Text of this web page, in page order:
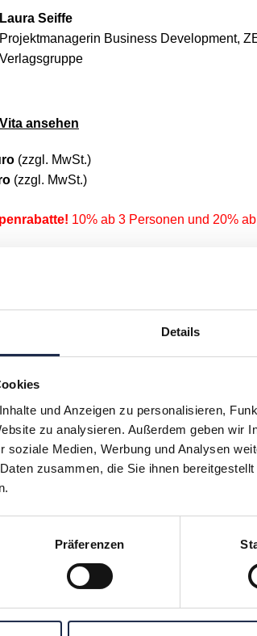
Details
und Anzeigen zu personalisieren,
zu analysieren. Außerdem geben wir
soziale Medien, Werbung und Analysen
zusammen, die Sie ihnen
Präferenzen
Laura Seiffe
Projektmanagerin Business Development,
Verlagsgruppe
Vita ansehen
(zzgl. MwSt.)
(zzgl. MwSt.)
10% ab 3 Personen und 20%
im Nachgang.
oder Büro
personenbezogen und darf nicht geteilt
der MVFP Akademie.
Events & Trainings